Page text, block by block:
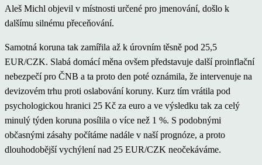
Aleš Michl objevil v místnosti určené pro jmenování, došlo k
dalšímu silnému přeceňování.
Samotná koruna tak zamířila až k úrovním těsně pod 25,5
EUR/CZK. Slabá domácí měna ovšem představuje další proinflační
nebezpečí pro ČNB a ta proto den poté oznámila, že intervenuje na
devizovém trhu proti oslabování koruny. Kurz tím vrátila pod
psychologickou hranici 25 Kč za euro a ve výsledku tak za celý
minulý týden koruna posílila o více než 1 %. S podobnými
občasnými zásahy počítáme nadále v naší prognóze, a proto
dlouhodobější vychýlení nad 25 EUR/CZK neočekáváme.